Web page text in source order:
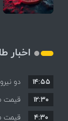
اخبار
دو
نزولی
۱۴:۵۵
قیمت
۱۲:۳۰
قیمت طلا
۴:۳۰